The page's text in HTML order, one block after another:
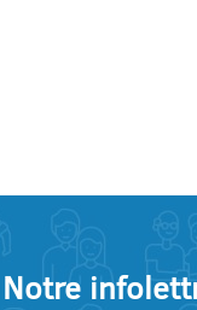
Notre